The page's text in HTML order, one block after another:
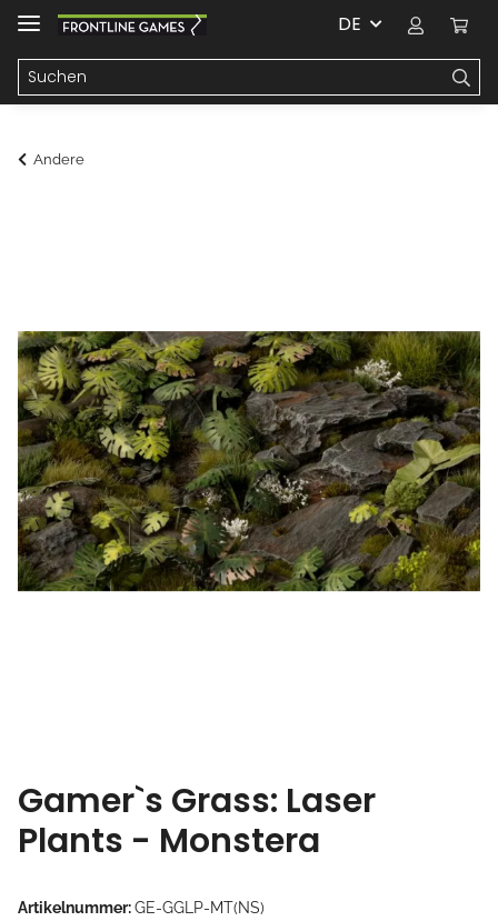
DE
Andere
Gamer`s Grass: Laser
Plants - Monstera
Artikelnummer:GE-GGLP-MT(NS)